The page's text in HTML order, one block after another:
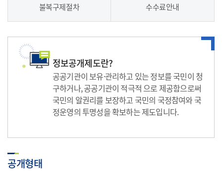
불복구제절차 수수료안내
정보공개제도란?
공공기관이 보유·관리하고 있는 정보를 국민이 청
구하거나, 공공기관이 적극적 으로 제공함으로써
국민의 알권리를 보장하고 국민의 국정참여와 국
정운영의 투명성을 확보하는 제도입니다.
공개형태